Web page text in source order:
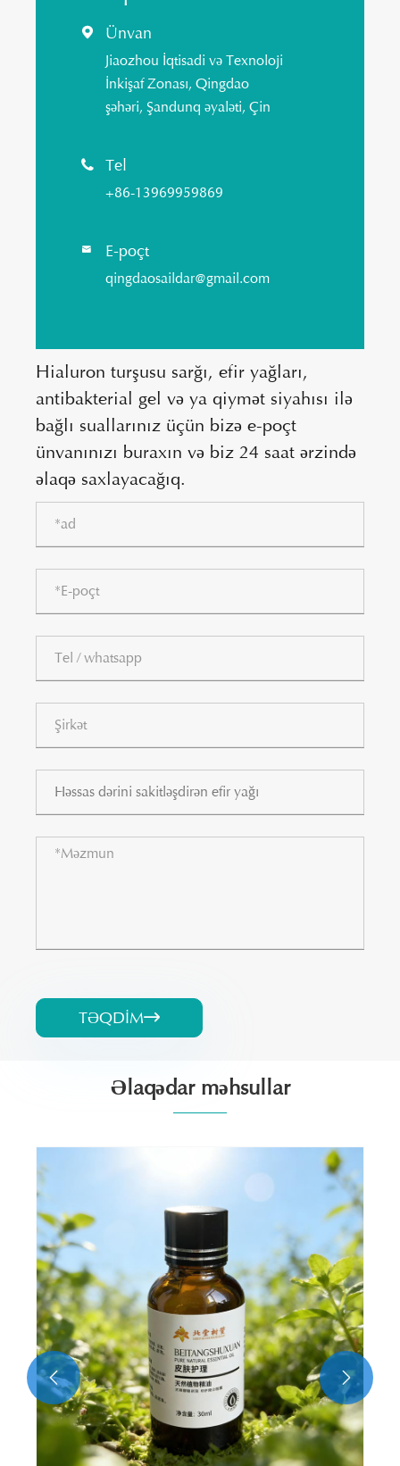
 Ünvan
Jiaozhou İqtisadi və Texnoloji
İnkişaf Zonası, Qingdao
şəhəri, Şandunq əyaləti, Çin
 Tel
+86-13969959869
 E-poçt
qingdaosaildar@gmail.com
Hialuron turşusu sarğı, efir yağları,
antibakterial gel və ya qiymət siyahısı ilə
bağlı suallarınız üçün bizə e-poçt
ünvanınızı buraxın və biz 24 saat ərzində
əlaqə saxlayacağıq.
TƏQDIM
Əlaqədar məhsullar
Dərini Nəmləndirən Efir Yağı
Ətraflı Baxın >>
 